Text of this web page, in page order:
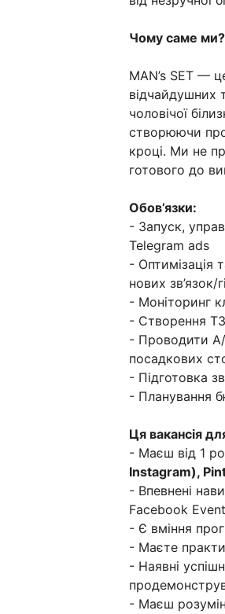
Чому саме ми?
MAN’s SET —
відчайдушних
чоловічої
створюючи
кроці. Ми не
готового до
Обов’язки:
- Запуск,
Telegram ads
- Оптимізація
нових зв’язок/
- Моніторинг
- Створення ТЗ
- Проводити A/
посадкових
- Підготовка
- Планування
Ця вакансія
- Маєш від 1
Instagram),
- Впевнені
Facebook
- Є вміння
- Маєте
- Наявні
- Маєш